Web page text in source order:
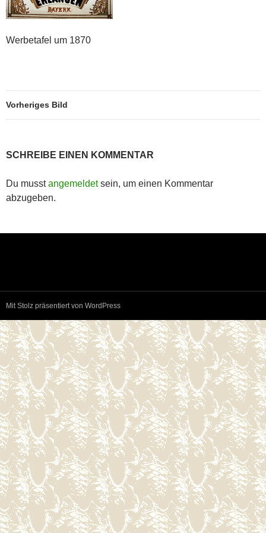
Werbetafel um 1870
Vorheriges Bild
SCHREIBE EINEN KOMMENTAR
Du musstangemeldetsein, um einen Kommentar
abzugeben.
Mit Stolz präsentiert von WordPress